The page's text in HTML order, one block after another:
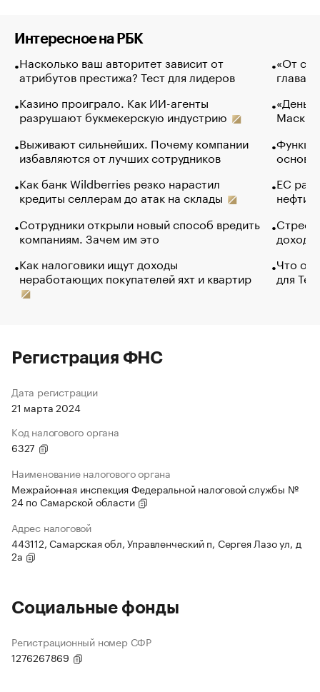
Интересное на РБК
Насколько ваш авторитет зависит от
атрибутов престижа? Тест для лидеров
Казино проиграло. Как ИИ-агенты
разрушают букмекерскую индустрию
Выживают сильнейших. Почему компании
избавляются от лучших сотрудников
Как банк Wildberries резко нарастил
кредиты селлерам до атак на склады
Сотрудники открыли новый способ вредить
компаниям. Зачем им это
Как налоговики ищут доходы
неработающих покупателей яхт и квартир
«От
глава
Маск в
основ
ЕС
нефти
Что
для
Регистрация ФНС
Дата регистрации
21 марта 2024
Код налогового органа
6327
Наименование налогового органа
Межрайонная инспекция Федеральной налоговой службы №
24 по Самарской области
Адрес налоговой
443112, Самарская обл, Управленческий п, Сергея Лазо ул, д
2а
Социальные фонды
Регистрационный номер СФР
1276267869